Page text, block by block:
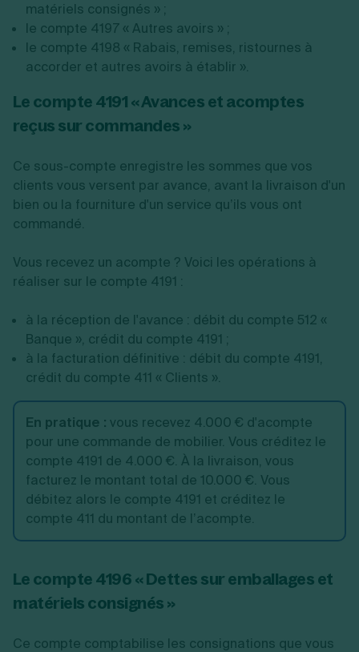
matériels consignés » ;
le compte 4197 « Autres avoirs » ;
le compte 4198 « Rabais, remises, ristournes à
accorder et autres avoirs à établir ».
Le compte 4191 « Avances et acomptes
reçus sur commandes »
Ce sous-compte enregistre les sommes que vos
clients vous versent par avance, avant la livraison d'un
bien ou la fourniture d'un service qu’ils vous ont
commandé.
Vous recevez un acompte ? Voici les opérations à
réaliser sur le compte 4191 :
à la réception de l'avance : débit du compte 512 «
Banque », crédit du compte 4191 ;
à la facturation définitive : débit du compte 4191,
crédit du compte 411 « Clients ».
En pratique : vous recevez 4.000 € d'acompte
pour une commande de mobilier. Vous créditez le
compte 4191 de 4.000 €. À la livraison, vous
facturez le montant total de 10.000 €. Vous
débitez alors le compte 4191 et créditez le
compte 411 du montant de l’acompte.
Le compte 4196 « Dettes sur emballages et
matériels consignés »
Ce compte comptabilise les consignations que vous